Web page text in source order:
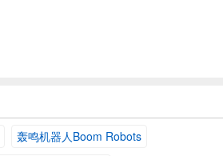
轰鸣机器人Boom Robots